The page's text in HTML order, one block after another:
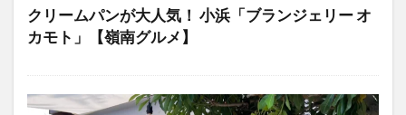
クリームパンが大人気！ 小浜「ブランジェリー オ
カモト」【嶺南グルメ】